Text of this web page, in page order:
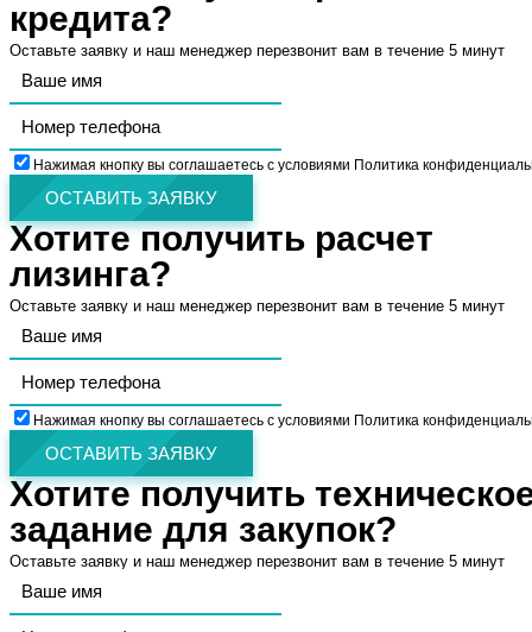
кредита?
Оставьте заявку и наш менеджер перезвонит вам в течение 5 минут
Нажимая кнопку вы соглашаетесь с условиями Политика
ОСТАВИТЬ ЗАЯВКУ
Хотите получить расчет
лизинга?
Оставьте заявку и наш менеджер перезвонит вам в течение 5 минут
Нажимая кнопку вы соглашаетесь с условиями Политика
ОСТАВИТЬ ЗАЯВКУ
Хотите получить
задание для закупок?
Оставьте заявку и наш менеджер перезвонит вам в течение 5 минут